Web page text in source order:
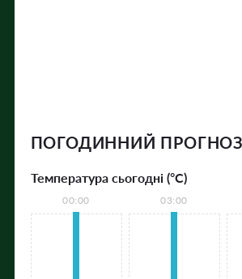
ПОГОДИННИЙ ПРОГНОЗ
Температура сьогодні (°С)
00:00 03:00